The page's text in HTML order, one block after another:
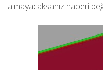
almayacaksanız haberi